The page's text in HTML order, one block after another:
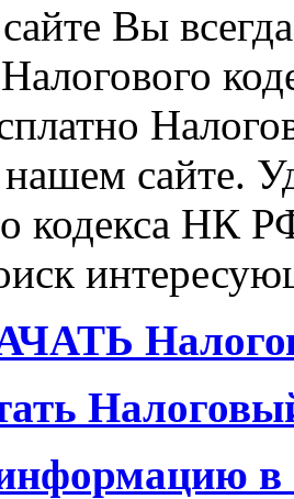
Вы
сайте.
кодекса НК
в